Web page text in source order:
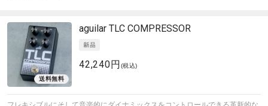
aguilar TLC COMPRESSOR
42,240円 (税込)